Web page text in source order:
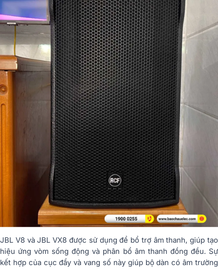
JBL V8 và JBL VX8 được sử dụng để bổ trợ âm thanh, giúp tạo
hiệu ứng vòm sống động và phân bổ âm thanh đồng đều. Sự
kết hợp của cục đẩy và vang số này giúp bộ dàn có âm trường